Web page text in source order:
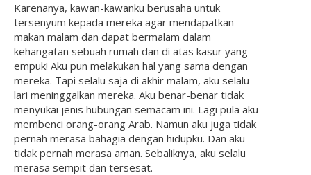
Karenanya, kawan-kawanku berusaha untuk
tersenyum kepada mereka agar mendapatkan
makan malam dan dapat bermalam dalam
kehangatan sebuah rumah dan di atas kasur yang
empuk! Aku pun melakukan hal yang sama dengan
mereka. Tapi selalu saja di akhir malam, aku selalu
lari meninggalkan mereka. Aku benar-benar tidak
menyukai jenis hubungan semacam ini. Lagi pula aku
membenci orang-orang Arab. Namun aku juga tidak
pernah merasa bahagia dengan hidupku. Dan aku
tidak pernah merasa aman. Sebaliknya, aku selalu
merasa sempit dan tersesat.